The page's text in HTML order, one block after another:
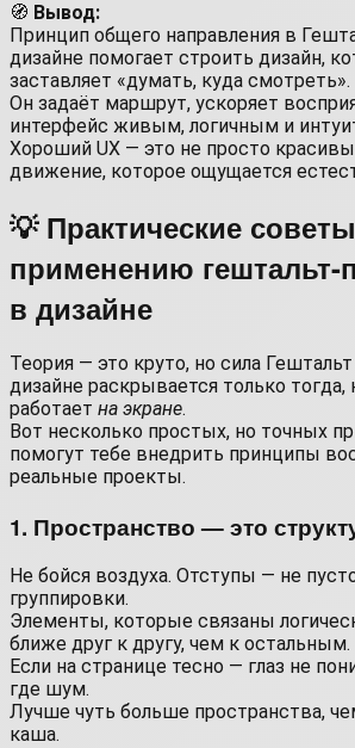
🧭 Вывод:
Принцип общего направления в
дизайне помогает строить дизайн,
заставляет «думать, куда смотреть».
Он задаёт маршрут, ускоряет
интерфейс живым, логичным и
Хороший UX — это не просто
движение, которое ощущается
💡 Практические
применению гештальт-
в дизайне
Теория — это круто, но сила
дизайне раскрывается только тогда,
работает на экране.
Вот несколько простых, но точных
помогут тебе внедрить принципы
реальные проекты.
1. Пространство — это
Не бойся воздуха. Отступы — не
группировки.
Элементы, которые связаны
ближе друг к другу, чем к остальным.
Если на странице тесно — глаз не
где шум.
Лучше чуть больше пространства,
каша.